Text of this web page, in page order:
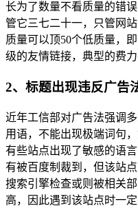
长为了数量不看质量的错
管它三七二十一，只管网
质量可以顶50个低质量，
级的友情链接，典型的费力
2、标题出现违反广告
近年工信部对广告法强调
用语，不能出现极端词句
有些站点出现了敏感的语
有被百度制裁到，但该站
搜索引擎检查或则被相关
高，因此遇到该站点时一定